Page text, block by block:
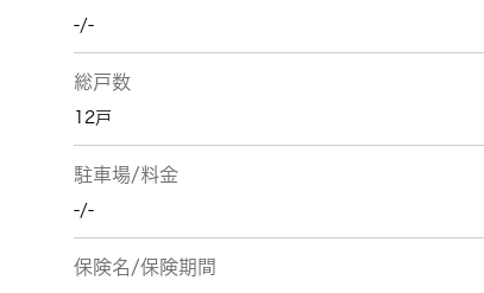
-/-
総戸数
12戸
駐車場/料金
-/-
保険名/保険期間